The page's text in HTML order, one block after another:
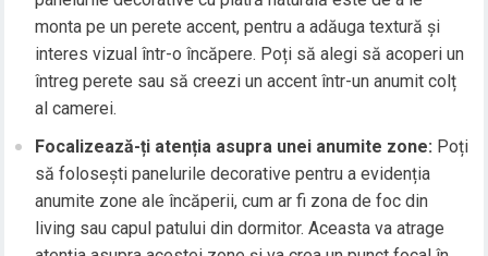
monta pe un perete accent, pentru a adăuga textură și
interes vizual într-o încăpere. Poți să alegi să acoperi un
întreg perete sau să creezi un accent într-un anumit colț
al camerei.
Focalizează-ți atenția asupra unei anumite zone: Poți
să folosești panelurile decorative pentru a evidenția
anumite zone ale încăperii, cum ar fi zona de foc din
living sau capul patului din dormitor. Aceasta va atrage